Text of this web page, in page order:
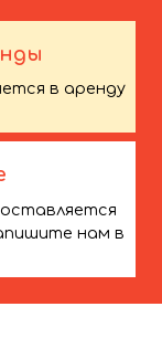
в аренду
нам в